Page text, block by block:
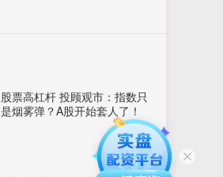
股票高杠杆 投顾观市：指数只
是烟雾弹？A股开始套人了！